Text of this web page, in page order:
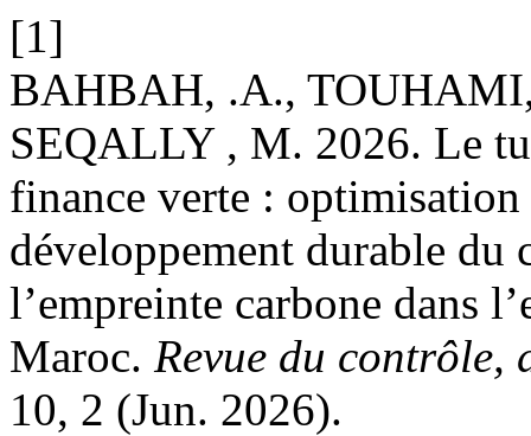
[1]
BAHBAH, .A.,
SEQALLY , M. 2026. Le
finance verte : optimisation
développement durable du
l’empreinte carbone dans
Maroc. Revue du
10, 2 (Jun. 2026).